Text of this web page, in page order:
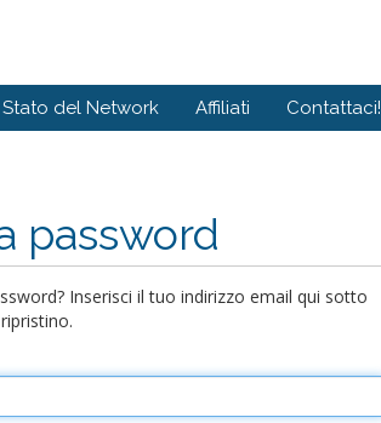
Stato del Network Affiliati Contattaci!
password
Inserisci il tuo indirizzo email qui sotto